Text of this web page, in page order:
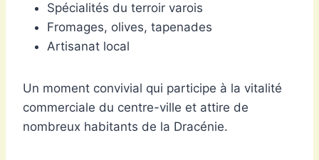
Spécialités du terroir varois
Fromages, olives, tapenades
Artisanat local
Un moment convivial qui participe à la vitalité
commerciale du centre-ville et attire de
nombreux habitants de la Dracénie.